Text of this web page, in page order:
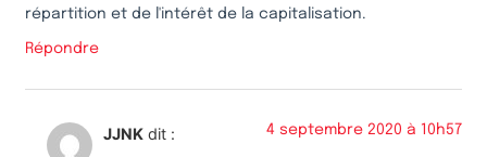
répartition et de l'intérêt de la capitalisation.
Répondre
JJNK dit : 4 septembre 2020 à 10h57